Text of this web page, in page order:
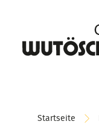
Startseite